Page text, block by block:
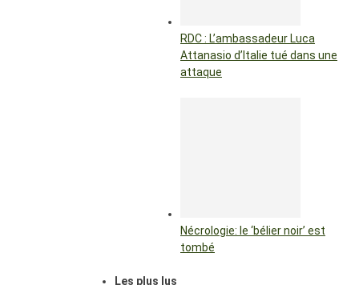
RDC : L’ambassadeur Luca
Attanasio d’Italie tué dans une
attaque
Nécrologie: le ‘bélier noir’ est
tombé
Les plus lus